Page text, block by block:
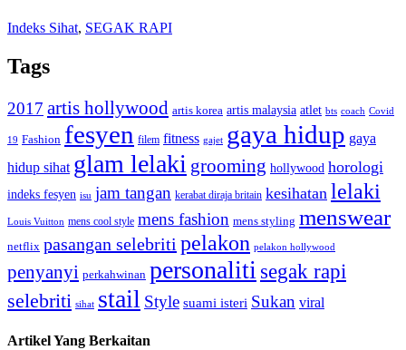
Indeks Sihat, SEGAK RAPI
Tags
2017 artis hollywood artis korea artis malaysia atlet bts coach Covid
19 Fashion fesyen filem fitness gajet gaya hidup gaya
hidup sihat glam lelaki grooming hollywood horologi
indeks fesyen isu jam tangan kerabat diraja britain kesihatan lelaki
Louis Vuitton mens cool style mens fashion mens styling menswear
netflix pasangan selebriti pelakon pelakon hollywood
penyanyi perkahwinan personaliti segak rapi
selebriti sihat stail Style suami isteri Sukan viral
Artikel Yang Berkaitan